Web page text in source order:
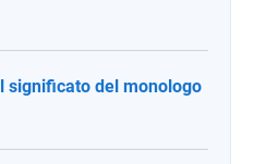
significato del monologo